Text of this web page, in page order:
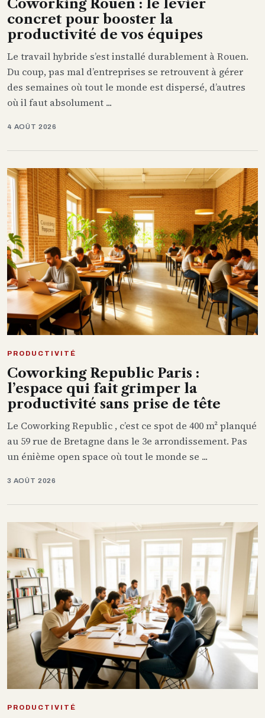
Coworking Rouen : le levier
concret pour booster la
productivité de vos équipes
Le travail hybride s’est installé durablement à Rouen.
Du coup, pas mal d’entreprises se retrouvent à gérer
des semaines où tout le monde est dispersé, d’autres
où il faut absolument ...
4 AOÛT 2026
PRODUCTIVITÉ
Coworking Republic Paris :
l’espace qui fait grimper la
productivité sans prise de tête
Le Coworking Republic , c’est ce spot de 400 m² planqué
au 59 rue de Bretagne dans le 3e arrondissement. Pas
un énième open space où tout le monde se ...
3 AOÛT 2026
PRODUCTIVITÉ